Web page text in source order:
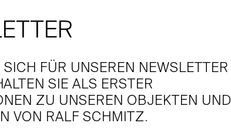
FÜR UNSEREN NEWSLETTER
SIE ALS ERSTER
ZU UNSEREN OBJEKTEN UND
VON RALF SCHMITZ.